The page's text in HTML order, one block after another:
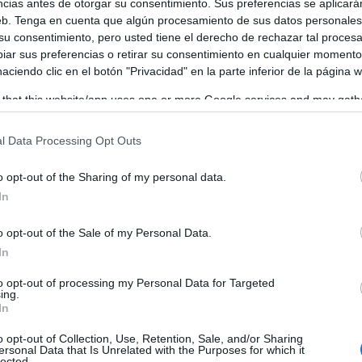
antes de otorgar su consentimiento. Sus preferencias se
Tenga en cuenta que algún procesamiento de sus datos
consentimiento, pero usted tiene el derecho de rechazar tal
sus preferencias o retirar su consentimiento en cualquier
clic en el botón "Privacidad" en la parte inferior de la página
that this website/app uses one or more Google services and may
but not limited to your visit or usage behaviour. You may
consent section.
Data Processing Opt Outs
opt-out of the Sharing of my personal data.
opt-out of the Sale of my Personal Data.
opt-out of processing my Personal Data for Targeted
opt-out of Collection, Use, Retention, Sale, and/or Sharing
Data that Is Unrelated with the Purposes for which it
de Jesús Felipe Jiménez Cañadilla, coordinador del
directiva, de la alcaldesa de Chillón, Manuela
la importancia de este circuito como herramienta de
y turismo en localidades con paisajes muy bonitos.
más accesibles”. Animaba Saldaña a todos los
el periodo de inscripción y puede consultarse toda la